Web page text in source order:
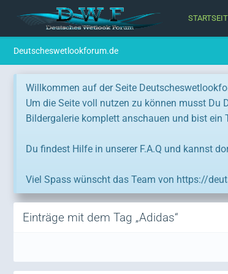
Deutscheswetlookforum.de
Willkommen auf der Seite
Um die Seite voll nutzen zu können musst Du
Bildergalerie komplett anschauen und bist ein
Du findest Hilfe in unserer F.A.Q und kannst
Viel Spass wünscht das Team von https://
Einträge mit dem Tag „Adidas“